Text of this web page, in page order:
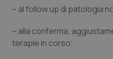
– al follow up di patologia
– alla conferma,
terapie in corso;